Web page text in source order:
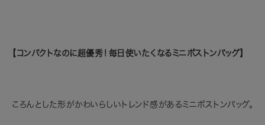
【コンパクトなのに超優秀！毎日使いたくなるミニボストンバッグ】
ころんとした形がかわいらしいトレンド感があるミニボストンバッグ。